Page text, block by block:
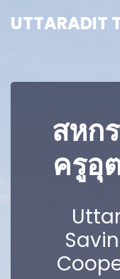
UTTARADIT
สหก
ครูอุ
UTTARADIT